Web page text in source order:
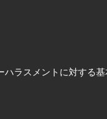
ハラスメントに対する